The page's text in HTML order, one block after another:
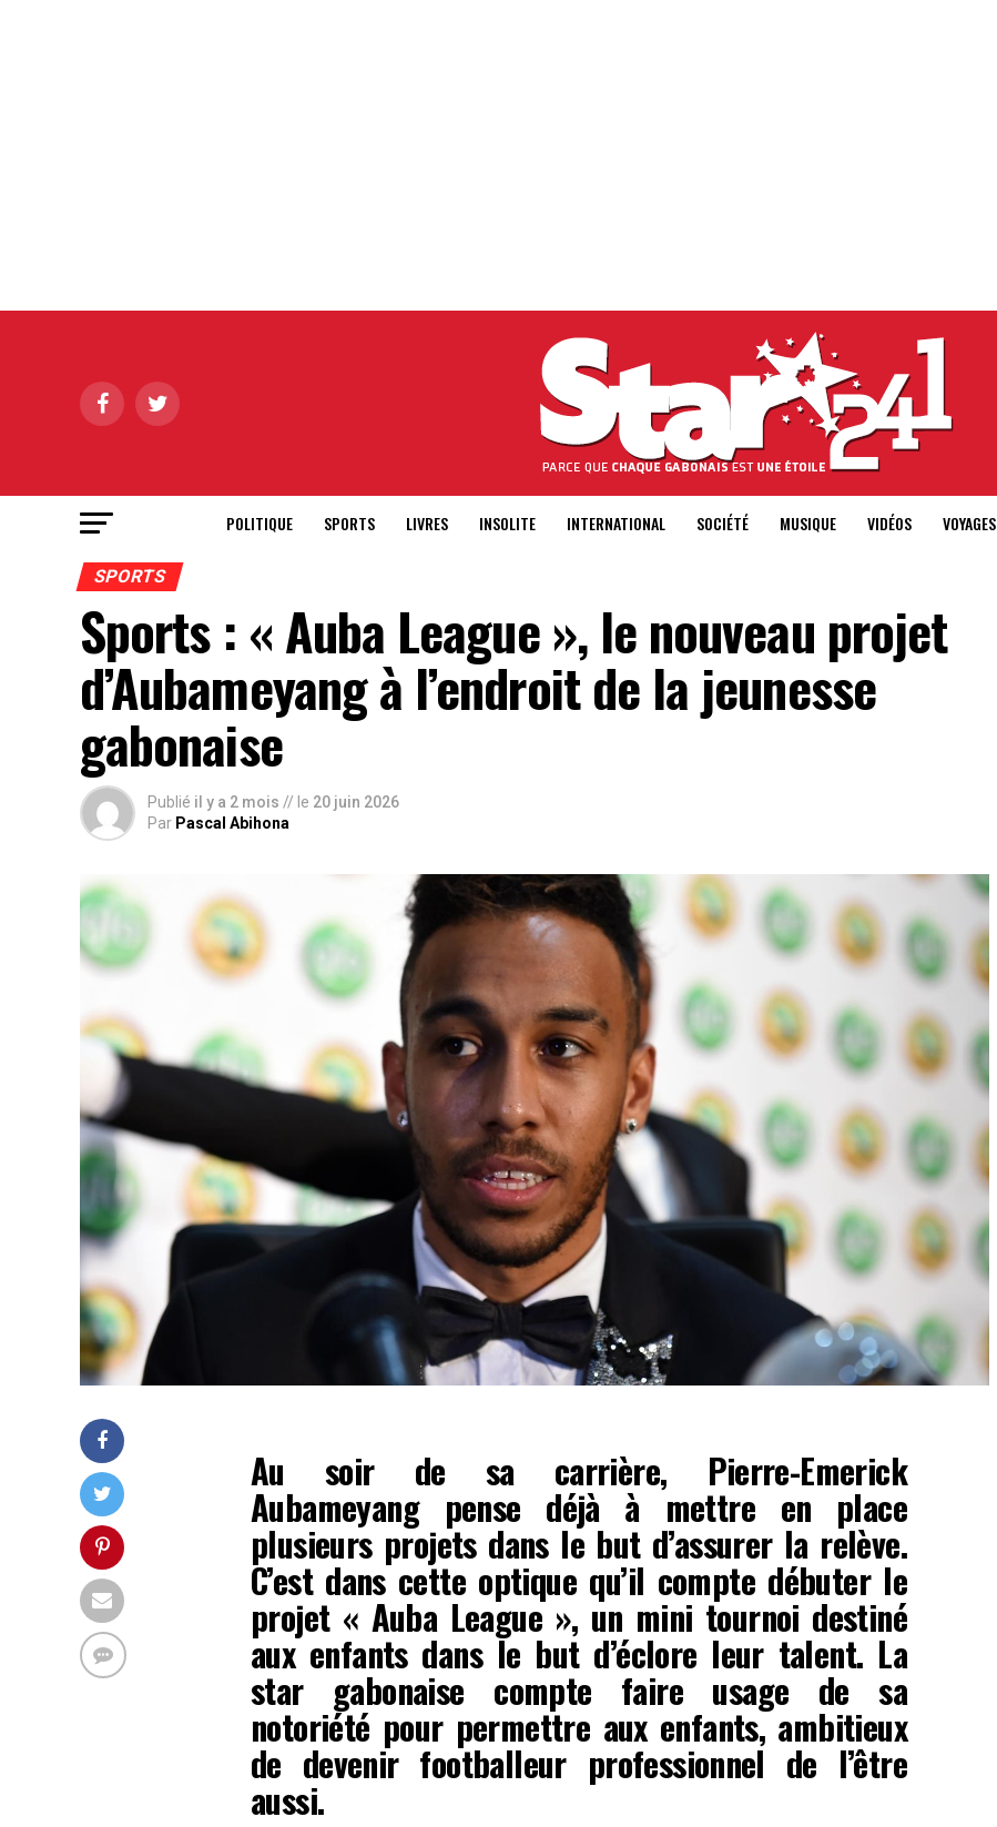
POLITIQUE SPORTS LIVRES INSOLITE INTERNATIONAL SOCIÉTÉ MUSIQUE VIDÉOS VOYAGES
SPORTS
Sports : « Auba League », le nouveau projet
d’Aubameyang à l’endroit de la jeunesse
gabonaise
Publié il y a 2 mois // le 20 juin 2026
Par Pascal Abihona
Au soir de sa carrière, Pierre-Emerick
Aubameyang pense déjà à mettre en place
plusieurs projets dans le but d’assurer la relève.
C’est dans cette optique qu’il compte débuter le
projet « Auba League », un mini tournoi destiné
aux enfants dans le but d’éclore leur talent. La
star gabonaise compte faire usage de sa
notoriété pour permettre aux enfants, ambitieux
de devenir footballeur professionnel de l’être
aussi.